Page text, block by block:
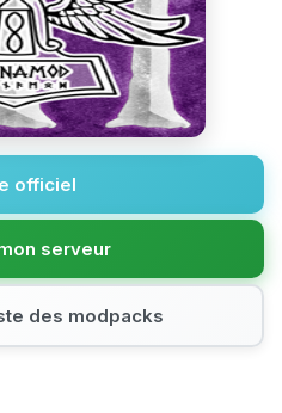
officiel
serveur
des modpacks